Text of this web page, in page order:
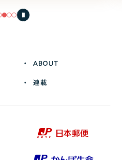
ABOUT
連載